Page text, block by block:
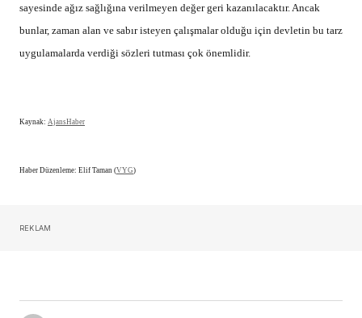
sayesinde ağız sağlığına verilmeyen değer geri kazanılacaktır. Ancak
bunlar, zaman alan ve sabır isteyen çalışmalar olduğu için devletin bu tarz
uygulamalarda verdiği sözleri tutması çok önemlidir.
Kaynak: AjansHaber
Haber Düzenleme: Elif Taman (VYG)
REKLAM